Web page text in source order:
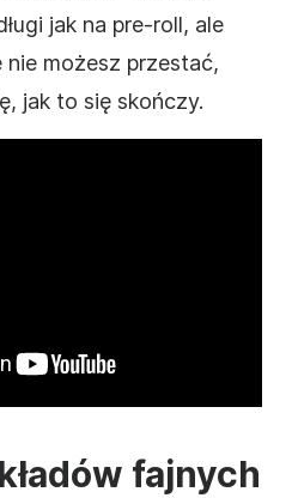
jak na pre-roll, ale
możesz przestać,
jak to się skończy.
fajnych